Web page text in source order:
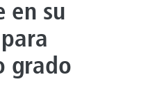
en su
grado